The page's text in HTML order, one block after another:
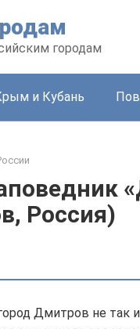
городам
и Кубань
Россия)
Дмитров не так